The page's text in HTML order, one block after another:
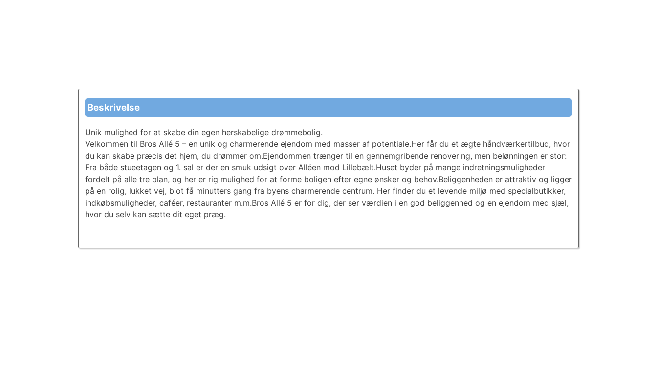
Beskrivelse
Unik mulighed for at skabe din egen herskabelige drømmebolig.
Velkommen til Bros Allé 5 – en unik og charmerende ejendom med masser af potentiale.Her får du et ægte håndværkertilbud, hvor
du kan skabe præcis det hjem, du drømmer om.Ejendommen trænger til en gennemgribende renovering, men belønningen er stor:
Fra både stueetagen og 1. sal er der en smuk udsigt over Alléen mod Lillebælt.Huset byder på mange indretningsmuligheder
fordelt på alle tre plan, og her er rig mulighed for at forme boligen efter egne ønsker og behov.Beliggenheden er attraktiv og ligger
på en rolig, lukket vej, blot få minutters gang fra byens charmerende centrum. Her finder du et levende miljø med specialbutikker,
indkøbsmuligheder, caféer, restauranter m.m.Bros Allé 5 er for dig, der ser værdien i en god beliggenhed og en ejendom med sjæl,
hvor du selv kan sætte dit eget præg.